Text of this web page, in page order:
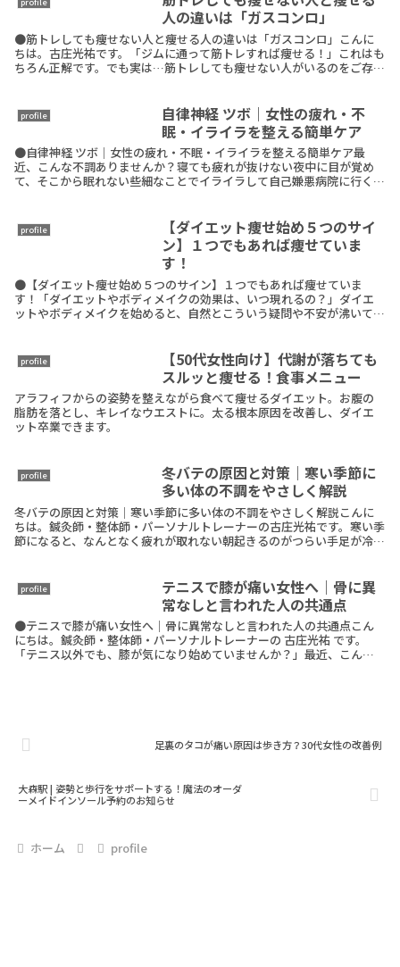
人の違いは「ガスコンロ」
●筋トレしても痩せない人と痩せる人の違いは「ガスコンロ」こんに
ちは。古庄光祐です。「ジムに通って筋トレすれば痩せる！」これはも
ちろん正解です。でも実は…筋トレしても痩せない人がいるのをご存じ
profile
自律神経 ツボ｜女性の疲れ・不
眠・イライラを整える簡単ケア
●自律神経 ツボ｜女性の疲れ・不眠・イライラを整える簡単ケア最
近、こんな不調ありませんか？寝ても疲れが抜けない夜中に目が覚め
て、そこから眠れない些細なことでイライラして自己嫌悪病院に行くほ
profile
【ダイエット痩せ始め５つのサイ
ン】１つでもあれば痩せていま
す！
●【ダイエット痩せ始め５つのサイン】１つでもあれば痩せていま
す！「ダイエットやボディメイクの効果は、いつ現れるの？」ダイエ
ットやボディメイクを始めると、自然とこういう疑問や不安が沸いてく
profile
【50代女性向け】代謝が落ちても
スルッと痩せる！食事メニュー
アラフィフからの姿勢を整えながら食べて痩せるダイエット。お腹の
脂肪を落とし、キレイなウエストに。太る根本原因を改善し、ダイエ
ット卒業できます。
profile
冬バテの原因と対策｜寒い季節に
多い体の不調をやさしく解説
冬バテの原因と対策｜寒い季節に多い体の不調をやさしく解説こんに
ちは。鍼灸師・整体師・パーソナルトレーナーの古庄光祐です。寒い季
節になると、なんとなく疲れが取れない朝起きるのがつらい手足が冷え
profile
テニスで膝が痛い女性へ｜骨に異
常なしと言われた人の共通点
●テニスで膝が痛い女性へ｜骨に異常なしと言われた人の共通点こん
にちは。鍼灸師・整体師・パーソナルトレーナーの 古庄光祐 です。
「テニス以外でも、膝が気になり始めていませんか？」最近、こんな
足裏のタコが痛い原因は歩き方？30代女性の改善例
大森駅 | 姿勢と歩行をサポートする！魔法のオーダ
ーメイドインソール予約のお知らせ
ホーム profile